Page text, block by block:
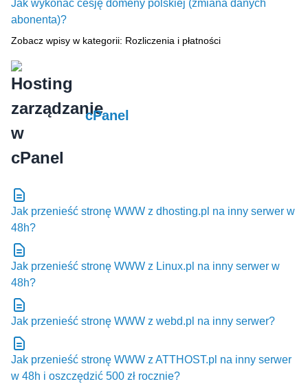
Jak wykonać cesję domeny polskiej (zmiana danych
abonenta)?
Zobacz wpisy w kategorii: Rozliczenia i płatności
cPanel
Jak przenieść stronę WWW z dhosting.pl na inny serwer w
48h?
Jak przenieść stronę WWW z Linux.pl na inny serwer w
48h?
Jak przenieść stronę WWW z webd.pl na inny serwer?
Jak przenieść stronę WWW z ATTHOST.pl na inny serwer
w 48h i oszczędzić 500 zł rocznie?